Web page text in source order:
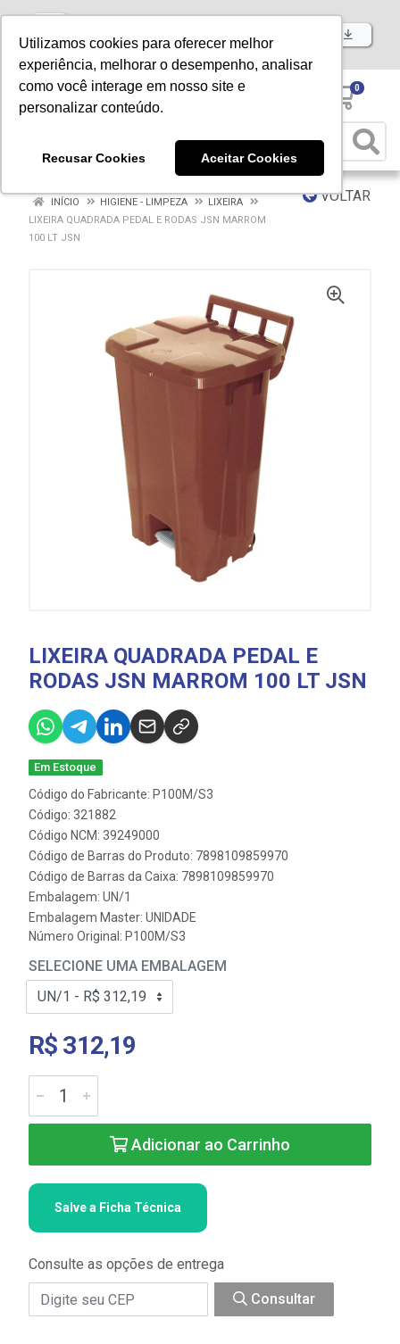
Utilizamos cookies para oferecer melhor
experiência, melhorar o desempenho, analisar
como você interage em nosso site e
personalizar conteúdo.
Recusar Cookies Aceitar Cookies
Baixe já nosso APP
0
VOLTAR
INÍCIO HIGIENE - LIMPEZA
LIXEIRA
LIXEIRA QUADRADA PEDAL E RODAS JSN MARROM
100 LT JSN
LIXEIRA QUADRADA PEDAL E
RODAS JSN MARROM 100 LT JSN
Em Estoque
Código do Fabricante: P100M/S3
Código: 321882
Código NCM: 39249000
Código de Barras do Produto: 7898109859970
Código de Barras da Caixa: 7898109859970
Embalagem: UN/1
Embalagem Master: UNIDADE
Número Original: P100M/S3
SELECIONE UMA EMBALAGEM
R$ 312,19
Adicionar ao Carrinho
Salve a Ficha Técnica
Consulte as opções de entrega
Consultar